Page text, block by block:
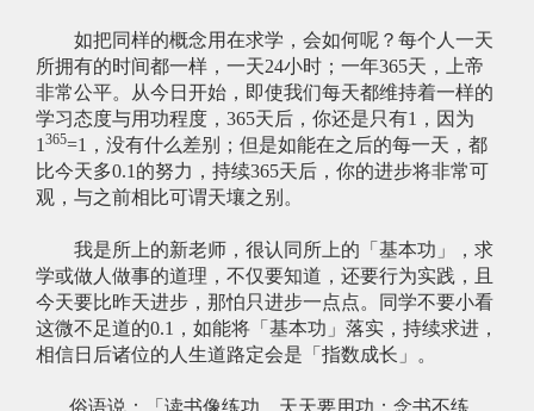
如把同样的概念用在求学，会如何呢？每个人一天
所拥有的时间都一样，一天24小时；一年365天，上帝
非常公平。从今日开始，即使我们每天都维持着一样的
学习态度与用功程度，365天后，你还是只有1，因为
1 365=1，没有什么差别；但是如能在之后的每一天，都
比今天多0.1的努力，持续365天后，你的进步将非常可
观，与之前相比可谓天壤之别。
我是所上的新老师，很认同所上的「基本功」，求
学或做人做事的道理，不仅要知道，还要行为实践，且
今天要比昨天进步，那怕只进步一点点。同学不要小看
这微不足道的0.1，如能将「基本功」落实，持续求进，
相信日后诸位的人生道路定会是「指数成长」。